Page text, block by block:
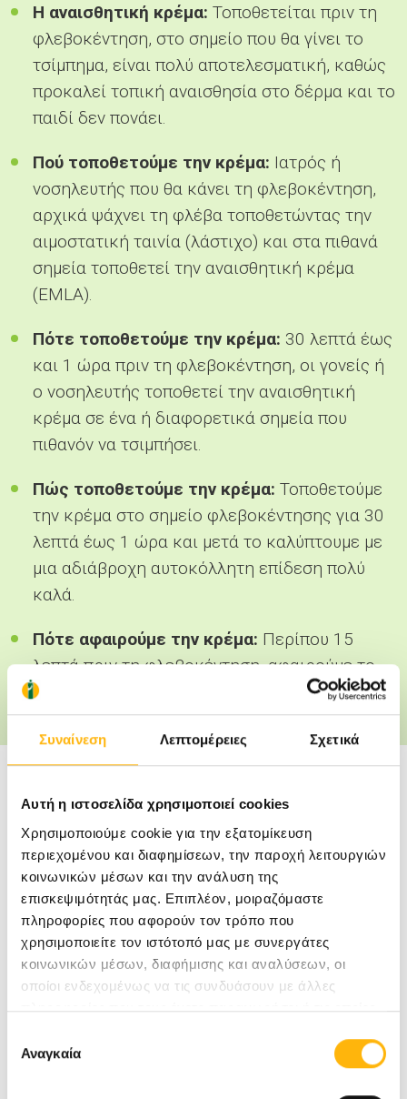
Συναίνεση Λεπτομέρειες Σχετικά
Αυτή η ιστοσελίδα χρησιμοποιεί cookies
Χρησιμοποιούμε cookie για την εξατομίκευση
περιεχομένου και διαφημίσεων, την παροχή λειτουργιών
κοινωνικών μέσων και την ανάλυση της
επισκεψιμότητάς μας. Επιπλέον, μοιραζόμαστε
πληροφορίες που αφορούν τον τρόπο που
χρησιμοποιείτε τον ιστότοπό μας με συνεργάτες
κοινωνικών μέσων, διαφήμισης και αναλύσεων, οι
οποίοι ενδεχομένως να τις συνδυάσουν με άλλες
πληροφορίες που τους έχετε παραχωρήσει ή τις οποίες
των υπηρεσιών τους.
συγκατάθεσης
Αναγκαία
Η αναισθητική κρέμα: Τοποθετείται πριν τη
φλεβοκέντηση, στο σημείο που θα γίνει το
τσίμπημα, είναι πολύ αποτελεσματική, καθώς
προκαλεί τοπική αναισθησία στο δέρμα και το
παιδί δεν πονάει.
Πού τοποθετούμε την κρέμα: Ιατρός ή
νοσηλευτής που θα κάνει τη φλεβοκέντηση,
αρχικά ψάχνει τη φλέβα τοποθετώντας την
αιμοστατική ταινία (λάστιχο) και στα πιθανά
σημεία τοποθετεί την αναισθητική κρέμα
(EMLA).
Πότε τοποθετούμε την κρέμα: 30 λεπτά έως
και 1 ώρα πριν τη φλεβοκέντηση, οι γονείς ή
ο νοσηλευτής τοποθετεί την αναισθητική
κρέμα σε ένα ή διαφορετικά σημεία που
πιθανόν να τσιμπήσει.
Πώς τοποθετούμε την κρέμα: Τοποθετούμε
την κρέμα στο σημείο φλεβοκέντησης για 30
λεπτά έως 1 ώρα και μετά το καλύπτουμε με
μια αδιάβροχη αυτοκόλλητη επίδεση πολύ
καλά.
Πότε αφαιρούμε την κρέμα: Περίπου 15
λεπτά πριν τη φλεβοκέντηση, αφαιρούμε το
αυτοκόλλητο ή την κρέμα.
Μετά την επίσκεψη στον παιδίατρο, οι
γονείς και οι κηδεμόνες που φροντίζουν στο
σπίτι ένα παιδί με πυρετό, θα πρέπει να
αναζητήσουν επιπλέον συμβουλές όταν:
Το παιδί ανάλογα με την ηλικία του, ξαπλώνει
στο εξεταστικό κρεβάτι ή κάθεται άνετα στην
καρέκλα ή στην αγκαλιά της μητέρας ή του
ακίνητο.